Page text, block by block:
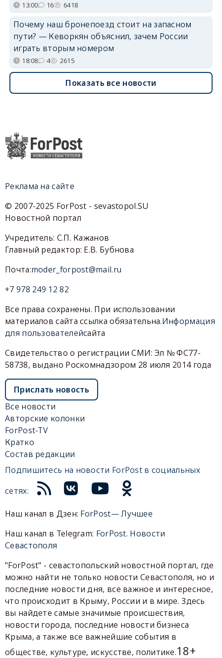
13:00 16 6418
Почему наш бронепоезд стоит на запасном
пути? — Кеворкян объяснил, зачем России
играть вторым номером
18:08 4 2615
Показать все новости
Реклама на сайте
© 2007-2025 ForPost - sevastopol.SU
Новостной портал
Учредитель: С.П. Кажанов
Главный редактор: Е.В. Бубнова
Почта:moder_forpost@mail.ru
+7 978 249 12 82
Все права сохранены. При использовании
материалов сайта ссылка обязательна.Информация
для пользователейсайта
Свидетельство о регистрации СМИ: Эл № ФС77-
58738, выдано Роскомнадзором 28 июля 2014 года
Прислать новость
Все новости
Авторские колонки
ForPost-TV
Кратко
Состав редакции
Подпишитесь на новости ForPost в социальных
сетях:
Наш канал в Дзен: ForPost— Лучшее
Наш канал в Telegram: ForPost. Новости
Севастополя
"ForPost" - севастопольский новостной портал, где
можно найти не только новости Севастополя, но и
последние новости дня, все важное и интересное,
что происходит в Крыму, России и в мире. Здесь
вы найдете самые значимые происшествия,
новости города, последние новости бизнеса
Крыма, а также все важнейшие события в
обществе, культуре, искусстве, политике.18+